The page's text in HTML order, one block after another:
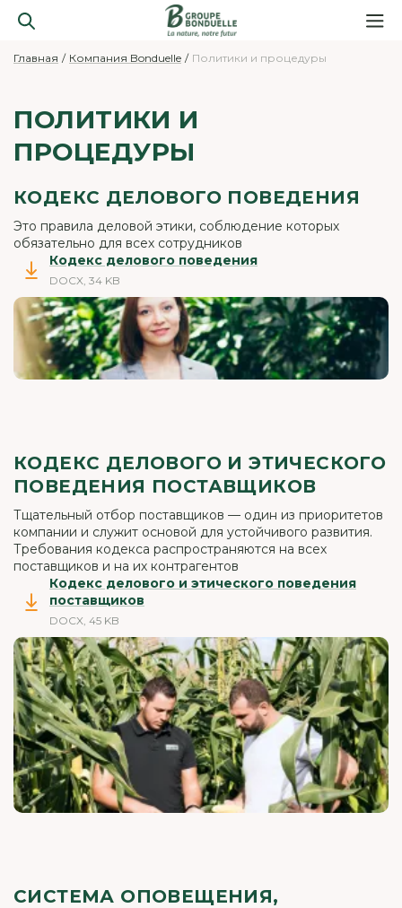
Главная Компания Bonduelle Политики и процедуры
ПОЛИТИКИ И
ПРОЦЕДУРЫ
КОДЕКС ДЕЛОВОГО ПОВЕДЕНИЯ
Это правила деловой этики, соблюдение которых
обязательно для всех сотрудников
Кодекс делового поведения
DOCX, 34 KB
КОДЕКС ДЕЛОВОГО И ЭТИЧЕСКОГО
ПОВЕДЕНИЯ ПОСТАВЩИКОВ
Тщательный отбор поставщиков — один из приоритетов
компании и служит основой для устойчивого развития.
Требования кодекса распространяются на всех
поставщиков и на их контрагентов
Кодекс делового и этического поведения
поставщиков
DOCX, 45 KB
СИСТЕМА ОПОВЕЩЕНИЯ,